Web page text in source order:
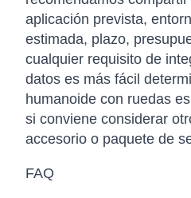
aplicación prevista,
estimada, plazo,
cualquier requisito de
datos es más fácil
humanoide con ruedas
si conviene considerar
accesorio o paquete de
FAQ